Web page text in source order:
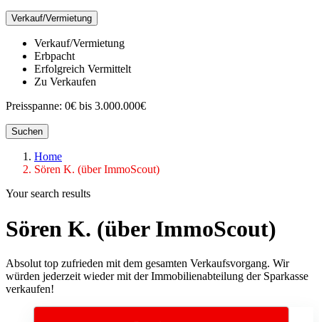
Verkauf/Vermietung
Verkauf/Vermietung
Erbpacht
Erfolgreich Vermittelt
Zu Verkaufen
Preisspanne: 0€ bis 3.000.000€
Suchen
Home
Sören K. (über ImmoScout)
Your search results
Sören K. (über ImmoScout)
Absolut top zufrieden mit dem gesamten Verkaufsvorgang. Wir
würden jederzeit wieder mit der Immobilienabteilung der Sparkasse
verkaufen!